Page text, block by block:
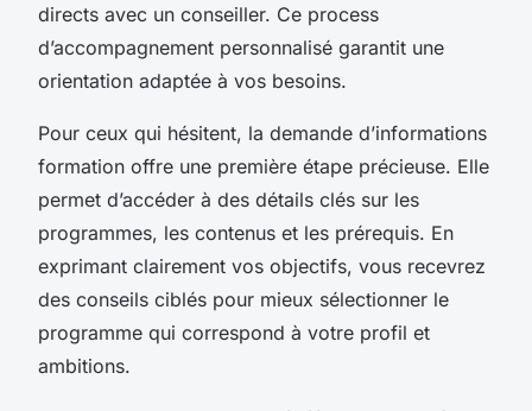
directs avec un conseiller. Ce process
d’accompagnement personnalisé garantit une
orientation adaptée à vos besoins.
Pour ceux qui hésitent, la demande d’informations
formation offre une première étape précieuse. Elle
permet d’accéder à des détails clés sur les
programmes, les contenus et les prérequis. En
exprimant clairement vos objectifs, vous recevrez
des conseils ciblés pour mieux sélectionner le
programme qui correspond à votre profil et
ambitions.